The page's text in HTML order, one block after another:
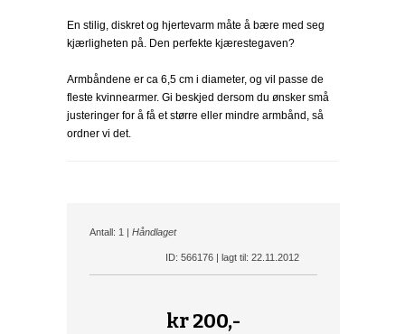
En stilig, diskret og hjertevarm måte å bære med seg
kjærligheten på. Den perfekte kjærestegaven?
Armbåndene er ca 6,5 cm i diameter, og vil passe de
fleste kvinnearmer. Gi beskjed dersom du ønsker små
justeringer for å få et større eller mindre armbånd, så
ordner vi det.
Antall: 1 | Håndlaget
ID: 566176 | lagt til: 22.11.2012
kr200,-